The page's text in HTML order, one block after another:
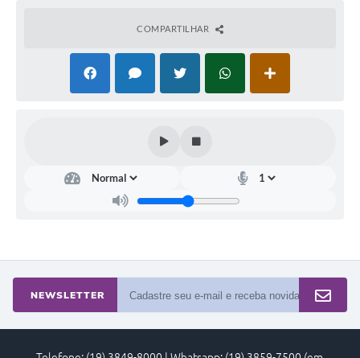
COMPARTILHAR
NEWSLETTER